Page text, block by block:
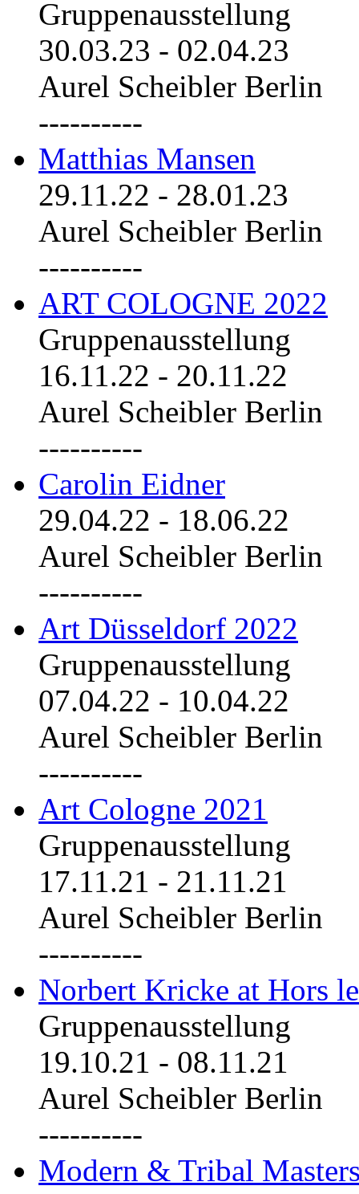
Gruppenausstellung
30.03.23 - 02.04.23
Aurel Scheibler Berlin
----------
Matthias Mansen
29.11.22 - 28.01.23
Aurel Scheibler Berlin
----------
ART COLOGNE 2022
Gruppenausstellung
16.11.22 - 20.11.22
Aurel Scheibler Berlin
----------
Carolin Eidner
29.04.22 - 18.06.22
Aurel Scheibler Berlin
----------
Art Düsseldorf 2022
Gruppenausstellung
07.04.22 - 10.04.22
Aurel Scheibler Berlin
----------
Art Cologne 2021
Gruppenausstellung
17.11.21 - 21.11.21
Aurel Scheibler Berlin
----------
Norbert Kricke at Hors
Gruppenausstellung
19.10.21 - 08.11.21
Aurel Scheibler Berlin
----------
Modern & Tribal